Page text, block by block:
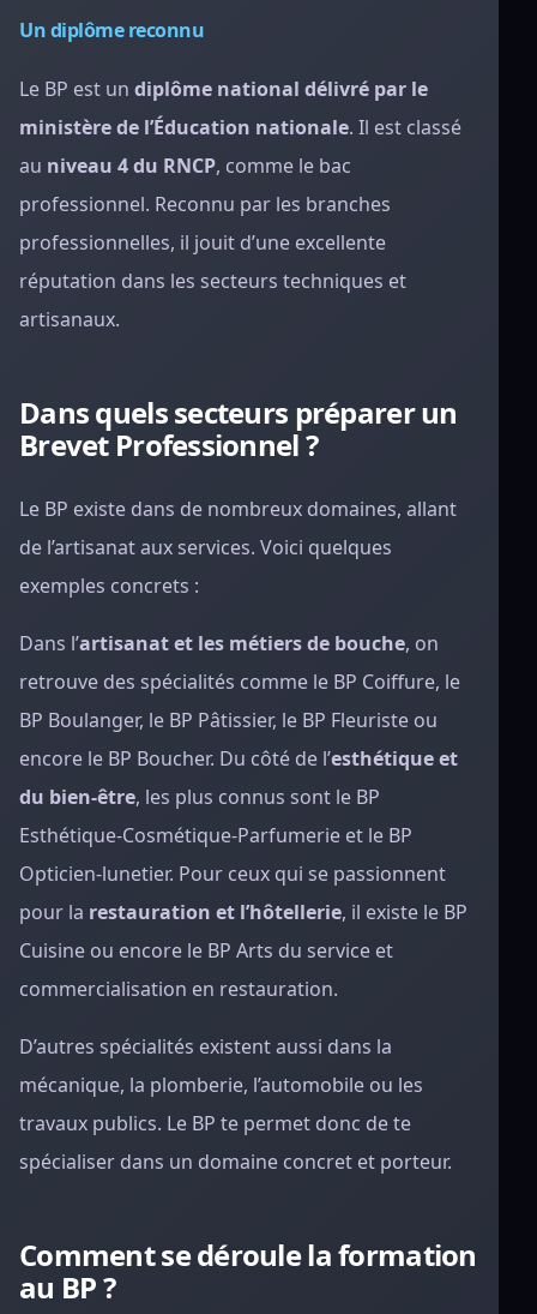
Un diplôme reconnu
Le BP est un diplôme national délivré par le
ministère de l’Éducation nationale. Il est classé
au niveau 4 du RNCP, comme le bac
professionnel. Reconnu par les branches
professionnelles, il jouit d’une excellente
réputation dans les secteurs techniques et
artisanaux.
Dans quels secteurs préparer un
Brevet Professionnel ?
Le BP existe dans de nombreux domaines, allant
de l’artisanat aux services. Voici quelques
exemples concrets :
Dans l’artisanat et les métiers de bouche, on
retrouve des spécialités comme le BP Coiffure, le
BP Boulanger, le BP Pâtissier, le BP Fleuriste ou
encore le BP Boucher. Du côté de l’esthétique et
du bien-être, les plus connus sont le BP
Esthétique-Cosmétique-Parfumerie et le BP
Opticien-lunetier. Pour ceux qui se passionnent
pour la restauration et l’hôtellerie, il existe le BP
Cuisine ou encore le BP Arts du service et
commercialisation en restauration.
D’autres spécialités existent aussi dans la
mécanique, la plomberie, l’automobile ou les
travaux publics. Le BP te permet donc de te
spécialiser dans un domaine concret et porteur.
Comment se déroule la formation
au BP ?